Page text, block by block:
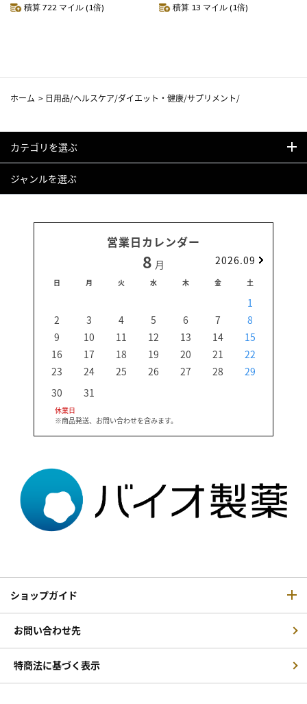
積算 722 マイル (1倍) 積算 13 マイル (1倍)
ホーム > 日用品/ヘルスケア/ダイエット・健康/サプリメント/
カテゴリを選ぶ
ジャンルを選ぶ
営業日カレンダー
8 月 2026.09
日 月 火 水 木 金 土
1
2
3 4 5 6 7
8
9
10 11 12 13 14
15
16
17 18 19 20 21
22
23
24 25 26 27 28
29
30
31
休業日
※商品発送、お問い合わせを含みます。
ショップガイド
お問い合わせ先
特商法に基づく表示